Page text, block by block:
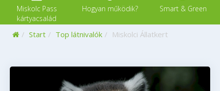
Miskolc Pass
kártyacsalád
Hogyan működik? Smart & Green
Kezdőoldal
Start Top látnivalók Miskolci Állatkert